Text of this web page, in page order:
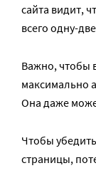
сайта видит,
всего одну-
Важно, чтобы
максимально
Она даже
Чтобы
страницы,